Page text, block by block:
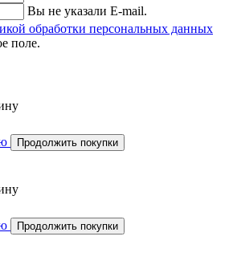
Вы не указали E-mail.
обработки персональных данных
поле.
Продолжить покупки
Продолжить покупки